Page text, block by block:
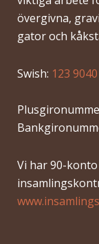
övergivna,
gator och
Swish: 123
Vi har 90-